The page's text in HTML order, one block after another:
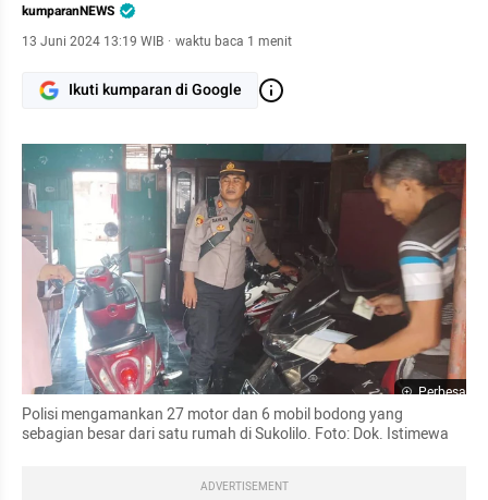
kumparanNEWS
13 Juni 2024 13:19 WIB · waktu baca 1 menit
Ikuti kumparan di Google
Perbesar
Polisi mengamankan 27 motor dan 6 mobil bodong yang
sebagian besar dari satu rumah di Sukolilo. Foto: Dok. Istimewa
ADVERTISEMENT